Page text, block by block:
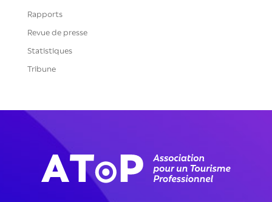
Rapports
Revue de presse
Statistiques
Tribune